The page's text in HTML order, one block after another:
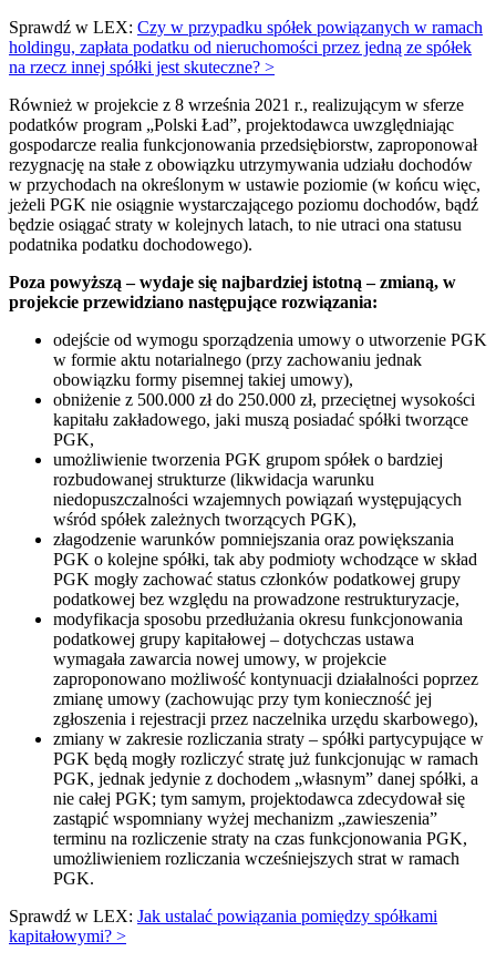
Sprawdź w LEX: Czy w przypadku spółek powiązanych w ramach
holdingu, zapłata podatku od nieruchomości przez jedną ze spółek
na rzecz innej spółki jest skuteczne? >
Również w projekcie z 8 września 2021 r., realizującym w sferze
podatków program „Polski Ład”, projektodawca uwzględniając
gospodarcze realia funkcjonowania przedsiębiorstw, zaproponował
rezygnację na stałe z obowiązku utrzymywania udziału dochodów
w przychodach na określonym w ustawie poziomie (w końcu więc,
jeżeli PGK nie osiągnie wystarczającego poziomu dochodów, bądź
będzie osiągać straty w kolejnych latach, to nie utraci ona statusu
podatnika podatku dochodowego).
Poza powyższą – wydaje się najbardziej istotną – zmianą, w
projekcie przewidziano następujące rozwiązania:
odejście od wymogu sporządzenia umowy o utworzenie PGK
w formie aktu notarialnego (przy zachowaniu jednak
obowiązku formy pisemnej takiej umowy),
obniżenie z 500.000 zł do 250.000 zł, przeciętnej wysokości
kapitału zakładowego, jaki muszą posiadać spółki tworzące
PGK,
umożliwienie tworzenia PGK grupom spółek o bardziej
rozbudowanej strukturze (likwidacja warunku
niedopuszczalności wzajemnych powiązań występujących
wśród spółek zależnych tworzących PGK),
złagodzenie warunków pomniejszania oraz powiększania
PGK o kolejne spółki, tak aby podmioty wchodzące w skład
PGK mogły zachować status członków podatkowej grupy
podatkowej bez względu na prowadzone restrukturyzacje,
modyfikacja sposobu przedłużania okresu funkcjonowania
podatkowej grupy kapitałowej – dotychczas ustawa
wymagała zawarcia nowej umowy, w projekcie
zaproponowano możliwość kontynuacji działalności poprzez
zmianę umowy (zachowując przy tym konieczność jej
zgłoszenia i rejestracji przez naczelnika urzędu skarbowego),
zmiany w zakresie rozliczania straty – spółki partycypujące w
PGK będą mogły rozliczyć stratę już funkcjonując w ramach
PGK, jednak jedynie z dochodem „własnym” danej spółki, a
nie całej PGK; tym samym, projektodawca zdecydował się
zastąpić wspomniany wyżej mechanizm „zawieszenia”
terminu na rozliczenie straty na czas funkcjonowania PGK,
umożliwieniem rozliczania wcześniejszych strat w ramach
PGK.
Sprawdź w LEX: Jak ustalać powiązania pomiędzy spółkami
kapitałowymi? >